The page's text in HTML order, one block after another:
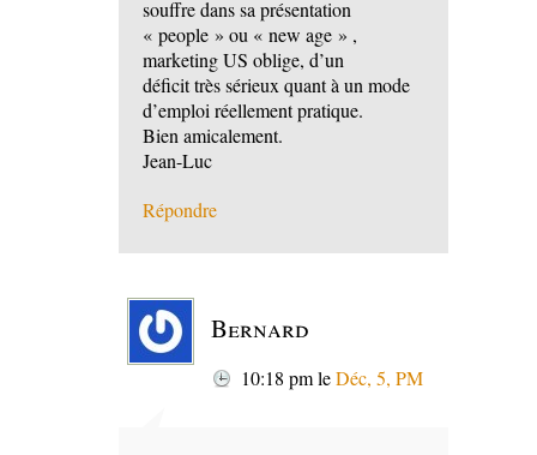
souffre dans sa présentation
« people » ou « new age » ,
marketing US oblige, d’un
déficit très sérieux quant à un mode
d’emploi réellement pratique.
Bien amicalement.
Jean-Luc
Répondre
Bernard
10:18 pmleDéc, 5, PM